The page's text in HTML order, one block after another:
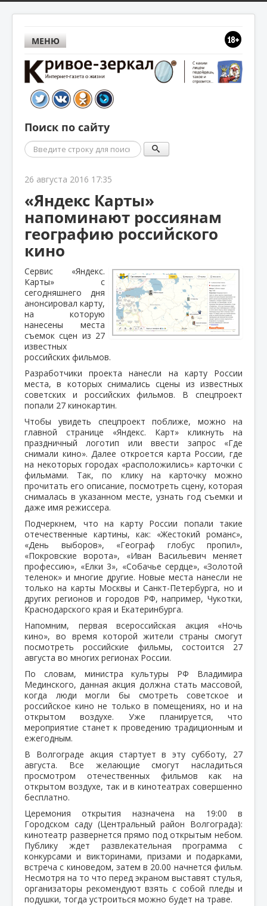
МЕНЮ
Поиск по сайту
Поиск
26 августа 2016 17:35
«Яндекс Карты»
напоминают россиянам
географию российского
кино
Сервис «Яндекс.
Карты» с
сегодняшнего дня
анонсировал карту,
на которую
нанесены места
съемок сцен из 27
известных
российских фильмов.
Разработчики проекта нанесли на карту России
места, в которых снимались сцены из известных
советских и российских фильмов. В спецпроект
попали 27 кинокартин.
Чтобы увидеть спецпроект поближе, можно на
главной странице «Яндекс. Карт» кликнуть на
праздничный логотип или ввести запрос «Где
снимали кино». Далее откроется карта России, где
на некоторых городах «расположились» карточки с
фильмами. Так, по клику на карточку можно
прочитать его описание, посмотреть сцену, которая
снималась в указанном месте, узнать год съемки и
даже имя режиссера.
Подчеркнем, что на карту России попали такие
отечественные картины, как: «Жестокий романс»,
«День выборов», «Географ глобус пропил»,
«Покровские ворота», «Иван Васильевич меняет
профессию», «Елки 3», «Собачье сердце», «Золотой
теленок» и многие другие. Новые места нанесли не
только на карты Москвы и Санкт-Петербурга, но и
других регионов и городов РФ, например, Чукотки,
Краснодарского края и Екатеринбурга.
Напомним, первая всероссийская акция «Ночь
кино», во время которой жители страны смогут
посмотреть российские фильмы, состоится 27
августа во многих регионах России.
По словам, министра культуры РФ Владимира
Мединского, данная акция должна стать массовой,
когда люди могли бы смотреть советское и
российское кино не только в помещениях, но и на
открытом воздухе. Уже планируется, что
мероприятие станет к проведению традиционным и
ежегодным.
В Волгограде акция стартует в эту субботу, 27
августа. Все желающие смогут насладиться
просмотром отечественных фильмов как на
открытом воздухе, так и в кинотеатрах совершенно
бесплатно.
Церемония открытия назначена на 19:00 в
Городском саду (Центральный район Волгограда):
кинотеатр развернется прямо под открытым небом.
Публику ждет развлекательная программа с
конкурсами и викторинами, призами и подарками,
встреча с киноведом, затем в 20.00 начнется фильм.
Несмотря на то что перед экраном выставят стулья,
организаторы рекомендуют взять с собой пледы и
подушки, тогда устроиться можно будет на траве.